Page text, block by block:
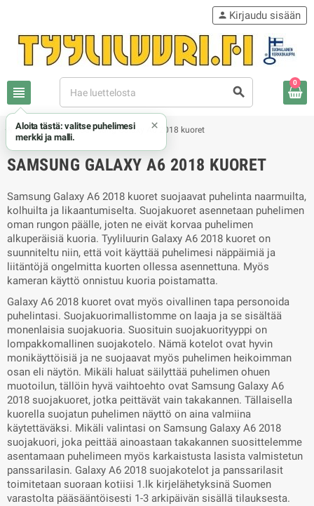
view_headline search
person Kirjaudu sisään
0
chevron_rightSamsung chevron_right Samsung Galaxy A6 2018 kuoret
SAMSUNG GALAXY A6 2018 KUORET
Samsung Galaxy A6 2018 kuoret suojaavat puhelinta naarmuilta,
kolhuilta ja likaantumiselta. Suojakuoret asennetaan puhelimen
oman rungon päälle, joten ne eivät korvaa puhelimen
alkuperäisiä kuoria. Tyyliluurin Galaxy A6 2018 kuoret on
suunniteltu niin, että voit käyttää puhelimesi näppäimiä ja
liitäntöjä ongelmitta kuorten ollessa asennettuna. Myös
kameran käyttö onnistuu kuoria poistamatta.
Galaxy A6 2018 kuoret ovat myös oivallinen tapa personoida
puhelintasi. Suojakuorimallistomme on laaja ja se sisältää
monenlaisia suojakuoria. Suosituin suojakuorityyppi on
lompakkomallinen suojakotelo. Nämä kotelot ovat hyvin
monikäyttöisiä ja ne suojaavat myös puhelimen heikoimman
osan eli näytön. Mikäli haluat säilyttää puhelimen ohuen
muotoilun, tällöin hyvä vaihtoehto ovat Samsung Galaxy A6
2018 suojakuoret, jotka peittävät vain takakannen. Tällaisella
kuorella suojatun puhelimen näyttö on aina valmiina
käytettäväksi. Mikäli valintasi on Samsung Galaxy A6 2018
suojakuori, joka peittää ainoastaan takakannen suosittelemme
asentamaan puhelimeen myös karkaistusta lasista valmistetun
panssarilasin. Galaxy A6 2018 suojakotelot ja panssarilasit
toimitetaan suoraan kotiisi 1.lk kirjelähetyksinä Suomen
varastolta pääsääntöisesti 1-3 arkipäivän sisällä tilauksesta.
Aloita tästä: valitse puhelimesi
merkki ja malli.
×